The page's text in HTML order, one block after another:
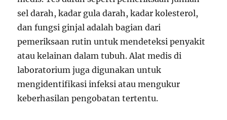
sel darah, kadar gula darah, kadar kolesterol,
dan fungsi ginjal adalah bagian dari
pemeriksaan rutin untuk mendeteksi penyakit
atau kelainan dalam tubuh. Alat medis di
laboratorium juga digunakan untuk
mengidentifikasi infeksi atau mengukur
keberhasilan pengobatan tertentu.